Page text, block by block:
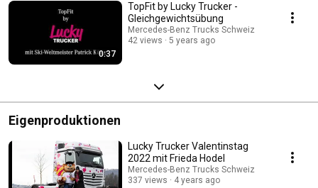
0:37
TopFit by Lucky Trucker -
Gleichgewichtsübung
Mercedes-Benz Trucks Schweiz
42 views
5 years ago
Eigenproduktionen
Lucky Trucker Valentinstag
2022 mit Frieda Hodel
Mercedes-Benz Trucks Schweiz
337 views
4 years ago